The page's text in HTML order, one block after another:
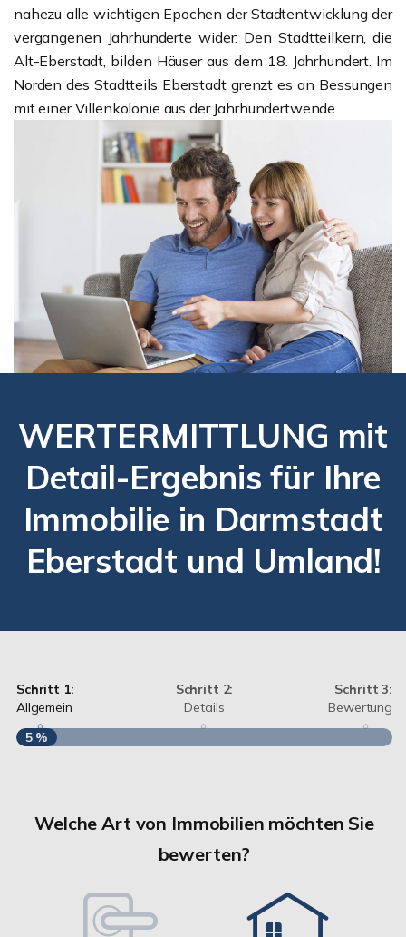
nahezu alle wichtigen Epochen der Stadtentwicklung der
vergangenen Jahrhunderte wider: Den Stadtteilkern, die
Alt-Eberstadt, bilden Häuser aus dem 18. Jahrhundert. Im
Norden des Stadtteils Eberstadt grenzt es an Bessungen
mit einer Villenkolonie aus der Jahrhundertwende.
WERTERMITTLUNG mit
Detail-Ergebnis für Ihre
Immobilie in Darmstadt
Eberstadt und Umland!
Schritt 1:
Allgemein
Schritt 2:
Details
Schritt 3:
Bewertung
5 %
Welche Art von Immobilien möchten Sie
bewerten?